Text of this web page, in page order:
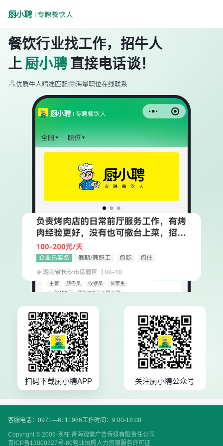
餐饮行业找工作，招牛人
上 厨小聘 直接电话谈！
优质牛人精准匹配 海量职位在线联系
扫码下载厨小聘APP 关注厨小聘公众号
客服电话：0971—6111986工作时间：9:00-18:00
Copyright © 2009-现在 青海观堂广告传媒有限责任公司
青ICP备13000327号-80营业执照人力资源服务许可证